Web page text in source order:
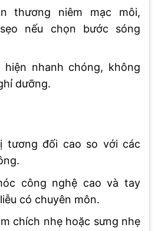
thương niêm mạc môi,
nếu chọn bước sóng
nhanh chóng, không
dưỡng.
tương đối cao so với các
công nghệ cao và tay
có chuyên môn.
chích nhẹ hoặc sưng nhẹ